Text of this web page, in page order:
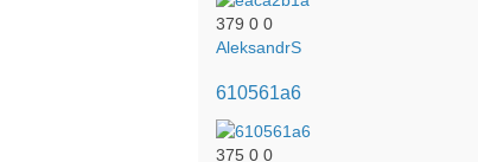
379 0 0
AleksandrS
610561a6
375 0 0